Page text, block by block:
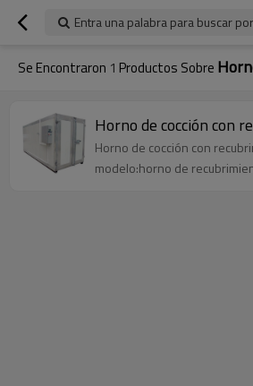
Entra una palabra para buscar
Se Encontraron 1 Productos Sobre
Horno de cocción con
Horno de cocción con
modelo:horno de